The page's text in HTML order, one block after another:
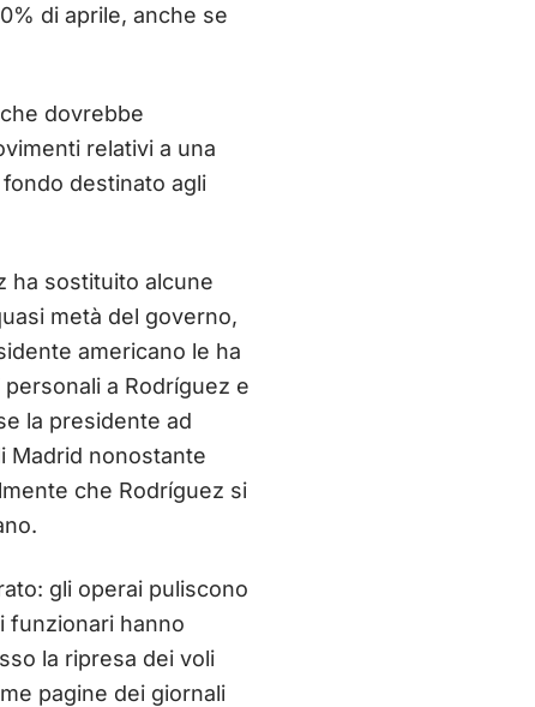
di aprile, anche se
dovrebbe
relativi a una
destinato agli
ha sostituito alcune
metà del governo,
americano le ha
a Rodríguez e
la presidente ad
Madrid nonostante
che Rodríguez si
gli operai puliscono
funzionari hanno
la ripresa dei voli
pagine dei giornali